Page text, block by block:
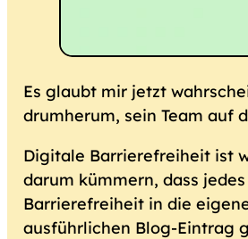
Es glaubt mir jetzt
drumherum, sein Team auf
Digitale Barrierefreiheit ist
darum kümmern, dass
Barrierefreiheit in die
ausführlichen Blog-Eintrag